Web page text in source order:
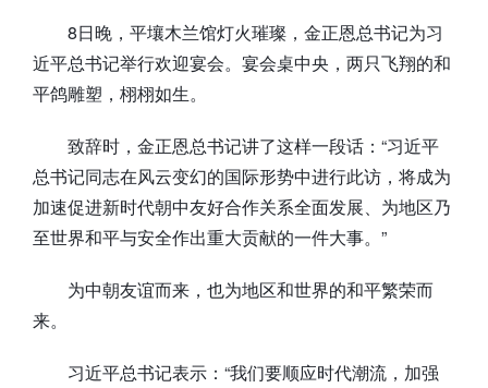
8日晚，平壤木兰馆灯火璀璨，金正恩总书记为习
近平总书记举行欢迎宴会。宴会桌中央，两只飞翔的和
平鸽雕塑，栩栩如生。
致辞时，金正恩总书记讲了这样一段话：“习近平
总书记同志在风云变幻的国际形势中进行此访，将成为
加速促进新时代朝中友好合作关系全面发展、为地区乃
至世界和平与安全作出重大贡献的一件大事。”
为中朝友谊而来，也为地区和世界的和平繁荣而
来。
习近平总书记表示：“我们要顺应时代潮流，加强